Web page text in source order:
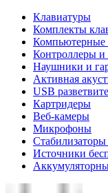
Клавиатуры
Комплекты
Контроллеры
Наушники и
Активная
USB
Картридеры
Веб-камеры
Микрофоны
Источники